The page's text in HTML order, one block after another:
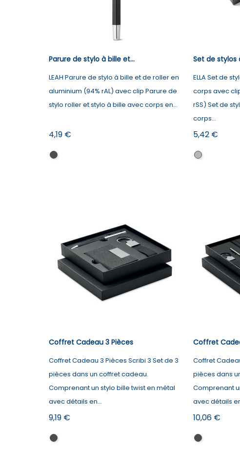
Parure de stylo à bille et...
LEAH Parure de stylo à bille et de roller en
aluminium (94% rAL) avec clip Parure de
stylo roller et stylo à bille avec corps en...
Prix
4,19 €
Noir
Set de stylos
ELLA Set de
corps avec
rSS) Set de
corps...
Prix
5,42 €
Argenté
Coffret Cadeau 3 Pièces
Coffret Cadeau 3 Pièces Scribi 3 Set de 3
pièces dans un coffret cadeau.
Comprenant un stylo bille twist en métal
avec détails en...
Prix
9,19 €
Noir
Coffret
Coffret
pièces dans
Comprenant
avec détails
Prix
10,06 €
Noir